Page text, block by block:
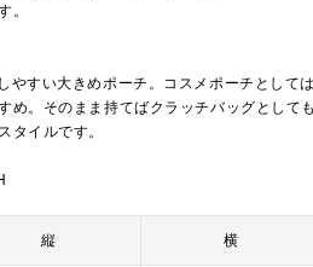
。
やすい大きめポーチ。コスメポーチとして
め。そのまま持てばクラッチバッグとして
タイルです。
縦 横